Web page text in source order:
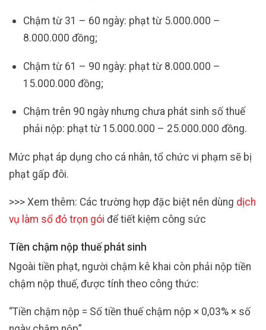
Chậm từ 31 – 60 ngày: phạt từ 5.000.000 –
8.000.000 đồng;
Chậm từ 61 – 90 ngày: phạt từ 8.000.000 –
15.000.000 đồng;
Chậm trên 90 ngày nhưng chưa phát sinh số thuế
phải nộp: phạt từ 15.000.000 – 25.000.000 đồng.
Mức phạt áp dụng cho cá nhân, tổ chức vi phạm sẽ bị
phạt gấp đôi.
>>> Xem thêm: Các trường hợp đặc biệt nên dùng dịch
vụ làm sổ đỏ trọn gói để tiết kiệm công sức
Tiền chậm nộp thuế phát sinh
Ngoài tiền phạt, người chậm kê khai còn phải nộp tiền
chậm nộp thuế, được tính theo công thức:
“Tiền chậm nộp = Số tiền thuế chậm nộp × 0,03% × số